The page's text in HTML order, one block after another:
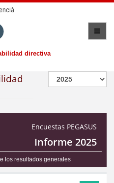
directiva
Encuestas PEGASUS
Informe 2025
los resultados generales